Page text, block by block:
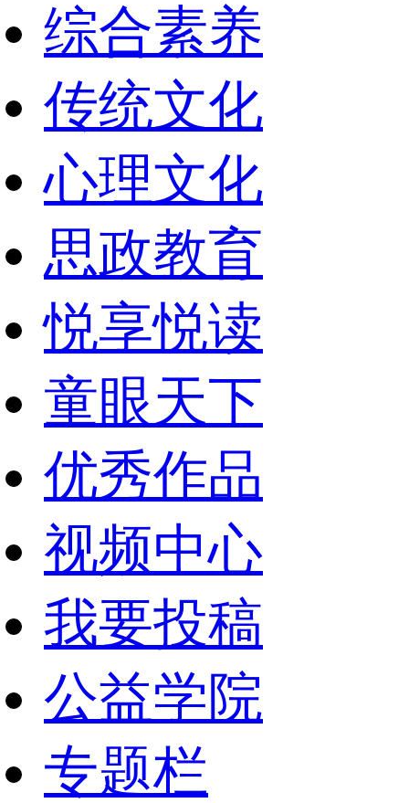
综合素养
传统文化
心理文化
思政教育
悦享悦读
童眼天下
优秀作品
视频中心
我要投稿
公益学院
专题栏